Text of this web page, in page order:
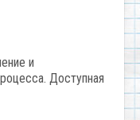
и
Доступная